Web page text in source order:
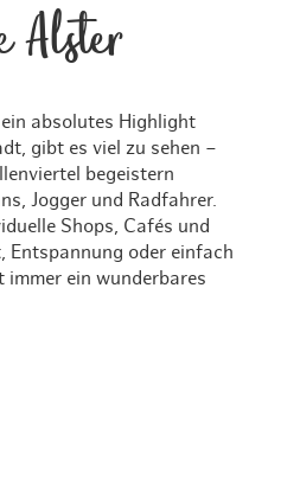
Alster
absolutes Highlight
gibt es viel zu sehen –
begeistern
Jogger und Radfahrer.
Shops, Cafés und
Entspannung oder einfach
ein wunderbares